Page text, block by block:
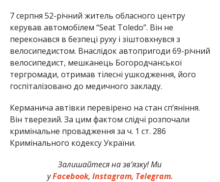
7 серпня 52-річний житель обласного центру
керував автомобілем “Seat Toledo”. Він не
переконався в безпеці руху і зіштовхнувся з
велосипедистом. Внаслідок автопригоди 69-річний
велосипедист, мешканець Богородчанської
тергромади, отримав тілесні ушкодження, його
госпіталізовано до медичного закладу.
Керманича автівки перевірено на стан сп’яніння.
Він тверезий. За цим фактом слідчі розпочали
кримінальне провадження за ч. 1 ст. 286
Кримінального кодексу України.
Залишайтеся на зв’язку! Ми
уFacebook, Instagram, Telegram.